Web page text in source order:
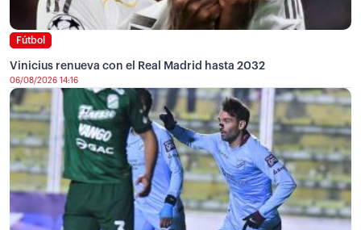
Fútbol
Vinicius renueva con el Real Madrid hasta 2032
06/08/2026 14:16